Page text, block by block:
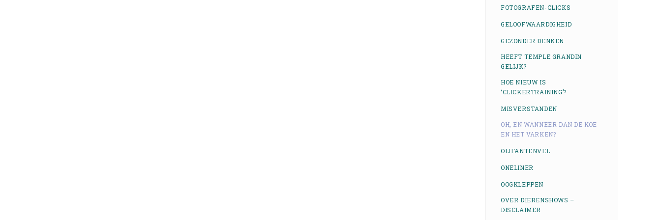
FOTOGRAFEN-CLICKS
GELOOFWAARDIGHEID
GEZONDER DENKEN
HEEFT TEMPLE GRANDIN
GELIJK?
HOE NIEUW IS
‘CLICKERTRAINING’?
MISVERSTANDEN
OH, EN WANNEER DAN DE KOE
EN HET VARKEN?
OLIFANTENVEL
ONELINER
OOGKLEPPEN
OVER DIERENSHOWS –
DISCLAIMER